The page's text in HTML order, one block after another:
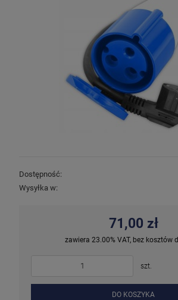
Dostępność:
Wysyłka w:
71,00 zł
zawiera 23.00% VAT, bez kosztów
szt.
DO KOSZYKA